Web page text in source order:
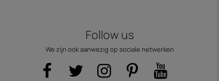
Follow us
We zijn ook aanwezig op sociale netwerken